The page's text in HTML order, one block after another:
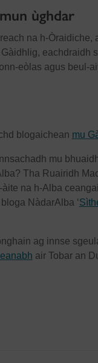
ùghdar
na h-Òraidiche,
eachdraidh
eòlas agus beul-
blogaichean mu
mu
Tha Ruairidh
na h-Alba
NàdarAlba ‘
ag innse
air Tobar an